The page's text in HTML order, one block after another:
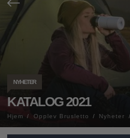
NYHETER
KATALOG 2021
Hjem Opplev Brusletto Nyheter